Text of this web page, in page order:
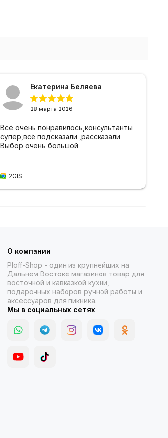
Екатерина Беляева
28 марта 2026
Всё очень понравилось,консультанты
супер,всё подсказали ,рассказали
Выбор очень большой
2GIS
О компании
Ploff-Shop - один из крупнейших на
Дальнем Востоке магазинов товар для
восточной и кавказкой кухни,
подарочных наборов ручной работы и
аксессуаров для пикника.
Мы в социальных сетях